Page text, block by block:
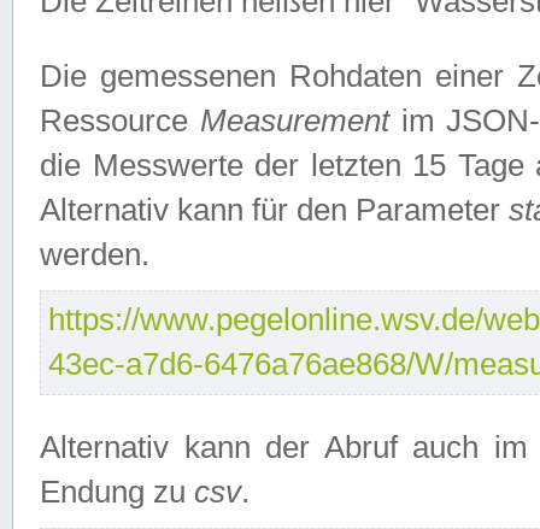
Die gemessenen Rohdaten einer
Ressource Measurementim JSON-
die Messwerte der letzten 15
Alternativ kann für den Parameter
werden.
https://www.pegelonline.wsv.de/
43ec-a7d6-6476a76ae868/W/
Alternativ kann der Abruf auch
Endung zu csv.